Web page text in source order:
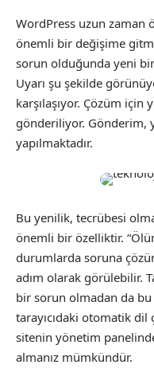
WordPress uzun zaman
önemli bir değişime
sorun olduğunda yeni
Uyarı şu şekilde
karşılaşıyor. Çözüm için
gönderiliyor. Gönderim,
yapılmaktadır.
Bu yenilik, tecrübesi
önemli bir özelliktir.
durumlarda soruna
adım olarak görülebilir.
bir sorun olmadan da bu
tarayıcıdaki otomatik dil
sitenin yönetim
almanız mümkündür.